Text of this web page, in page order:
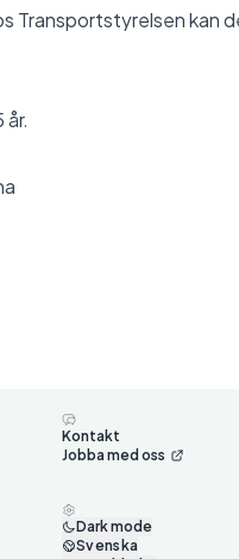
Transportstyrelsen kan
Kontakt
Jobba med oss
Dark mode
Svenska